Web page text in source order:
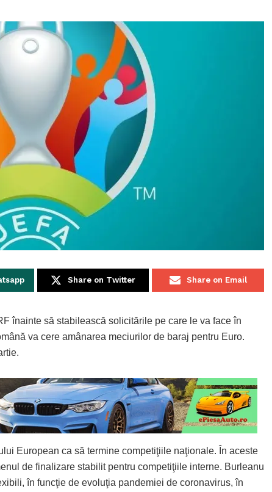
Share on Twitter Share on Email
înainte să stabilească solicitările pe care le va face în
va cere amânarea meciurilor de baraj pentru Euro.
European ca să termine competiţiile naţionale. În aceste
de finalizare stabilit pentru competiţiile interne. Burleanu
în funcţie de evoluţia pandemiei de coronavirus, în